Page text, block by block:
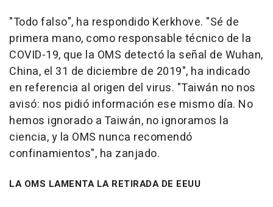
"Todo falso", ha respondido Kerkhove. "Sé de
primera mano, como responsable técnico de la
COVID-19, que la OMS detectó la señal de Wuhan,
China, el 31 de diciembre de 2019", ha indicado
en referencia al origen del virus. "Taiwán no nos
avisó: nos pidió información ese mismo día. No
hemos ignorado a Taiwán, no ignoramos la
ciencia, y la OMS nunca recomendó
confinamientos", ha zanjado.
LA OMS LAMENTA LA RETIRADA DE EEUU